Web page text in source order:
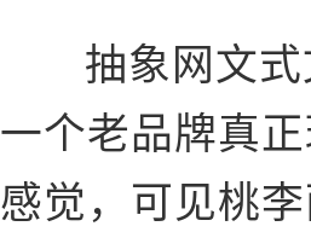
抽象网文
一个老品牌真
感觉，可见桃